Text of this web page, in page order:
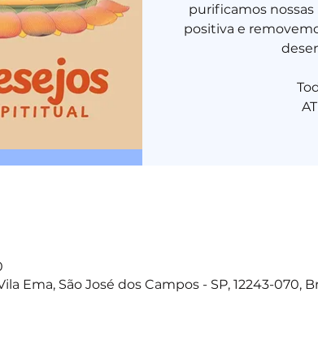
purificamos
positiva e
Ema, São José dos Campos - SP, 12243-070,